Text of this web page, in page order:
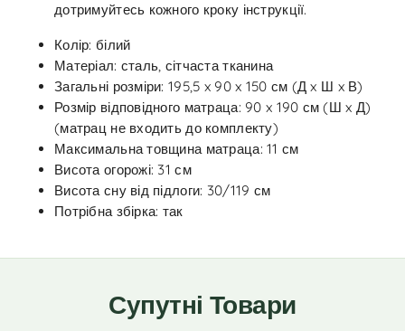
дотримуйтесь кожного кроку інструкції.
Колір: білий
Матеріал: сталь, сітчаста тканина
Загальні розміри: 195,5 x 90 x 150 см (Д x Ш x В)
Розмір відповідного матраца: 90 x 190 см (Ш x Д)
(матрац не входить до комплекту)
Максимальна товщина матраца: 11 см
Висота огорожі: 31 см
Висота сну від підлоги: 30/119 см
Потрібна збірка: так
Супутні Товари